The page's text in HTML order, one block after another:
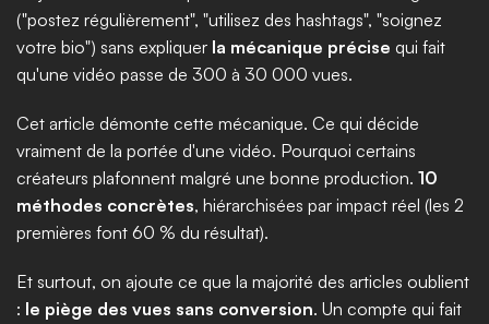
("postez régulièrement", "utilisez des hashtags", "soignez
votre bio") sans expliquer la mécanique précise qui fait
qu'une vidéo passe de 300 à 30 000 vues.
Cet article démonte cette mécanique. Ce qui décide
vraiment de la portée d'une vidéo. Pourquoi certains
créateurs plafonnent malgré une bonne production. 10
méthodes concrètes, hiérarchisées par impact réel (les 2
premières font 60 % du résultat).
Et surtout, on ajoute ce que la majorité des articles oublient
: le piège des vues sans conversion. Un compte qui fait